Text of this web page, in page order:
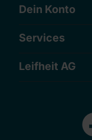
Dein Konto
Services
Leifheit AG